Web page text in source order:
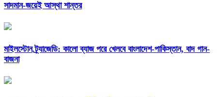
সাদমান-জয়েই আস্থা শান্তর
মাইলস্টোন ট্র্যাজেডি: কালো ব্যাজ পরে খেলবে বাংলাদেশ-পাকিস্তান, বাদ গান-
বাজনা